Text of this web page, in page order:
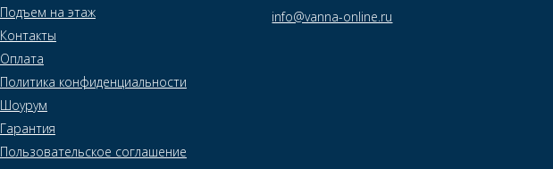
Подъем на этаж
Контакты
Оплата
Политика конфиденциальности
Шоурум
Гарантия
Пользовательское соглашение
info@vanna-online.ru